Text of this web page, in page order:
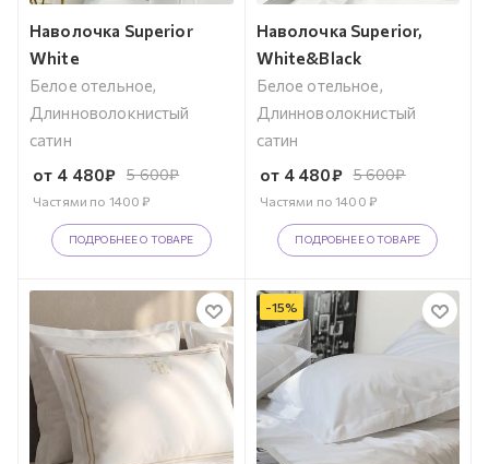
Наволочка Superior
White
Белое отельное,
Длинноволокнистый
сатин
от 4 480₽ 5 600₽
Частями по 1400 ₽
ПОДРОБНЕЕ О ТОВАРЕ
Наволочка Superior,
White&Black
Белое отельное,
Длинноволокнистый
сатин
от 4 480₽ 5 600₽
Частями по1400 ₽
ПОДРОБНЕЕ О ТОВАРЕ
-15%